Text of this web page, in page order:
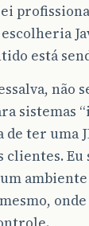
está
não
sistemas
de ter uma
clientes. Eu
um